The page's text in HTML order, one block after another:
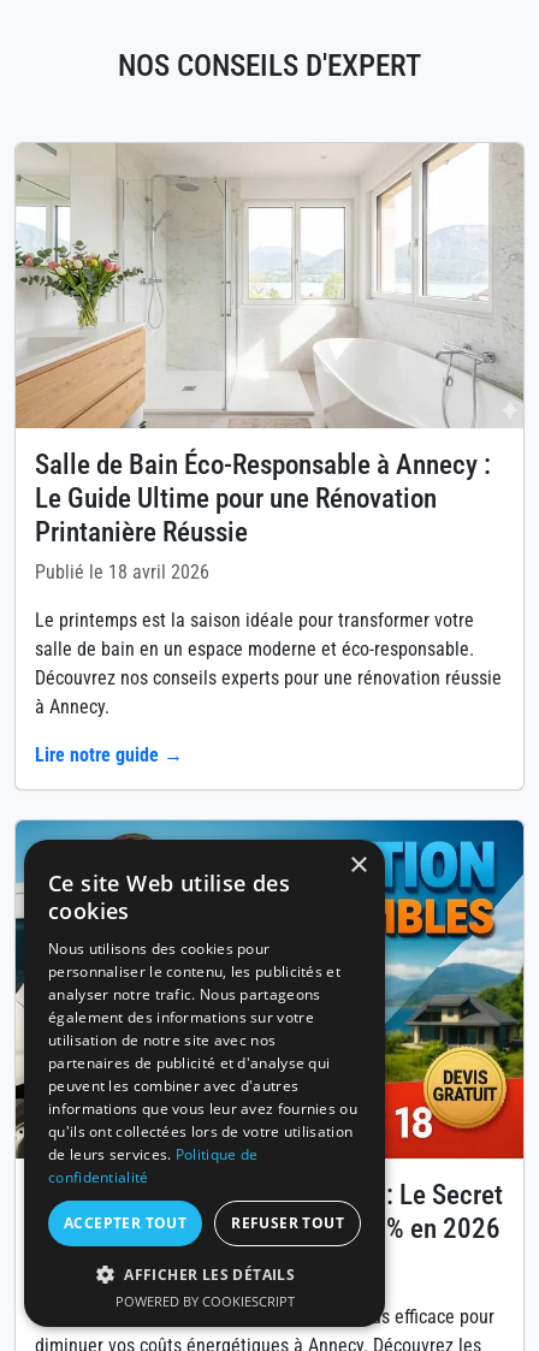
NOS CONSEILS D'EXPERT
Salle de Bain Éco-Responsable à Annecy :
Le Guide Ultime pour une Rénovation
Printanière Réussie
Publié le 18 avril 2026
Le printemps est la saison idéale pour transformer votre
salle de bain en un espace moderne et éco-responsable.
Découvrez nos conseils experts pour une rénovation réussie
à Annecy.
Lire notre guide →
Isolation des combles à Annecy : Le Secret
pour Réduire Vos Factures de 30% en 2026
Publié le 14 avril 2026
L'isolation des combles est la solution la plus efficace pour
diminuer vos coûts énergétiques à Annecy. Découvrez les
×
Ce site Web utilise des
cookies
Nous utilisons des cookies pour
personnaliser le contenu, les publicités et
analyser notre trafic. Nous partageons
également des informations sur votre
utilisation de notre site avec nos
partenaires de publicité et d'analyse qui
peuvent les combiner avec d'autres
informations que vous leur avez fournies ou
qu'ils ont collectées lors de votre utilisation
de leurs services. Politique de
confidentialité
ACCEPTER TOUT REFUSER TOUT
AFFICHER LES DÉTAILS
POWERED BY COOKIESCRIPT